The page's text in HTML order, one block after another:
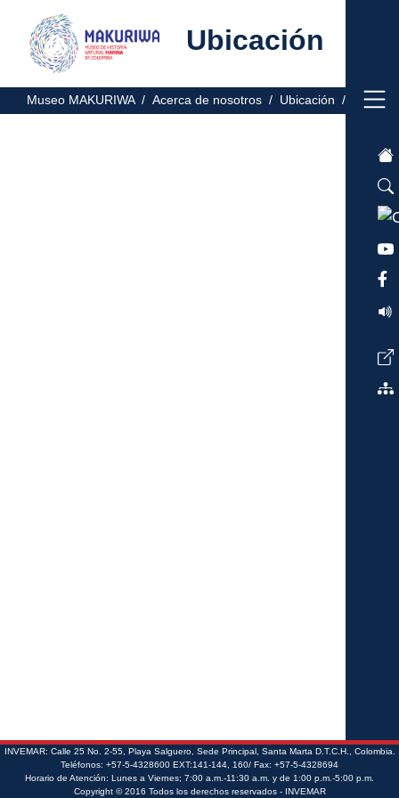
Ubicación
Museo MAKURIWA / Acerca de nosotros / Ubicación /
INVEMAR: Calle 25 No. 2-55, Playa Salguero, Sede Principal, Santa Marta D.T.C.H., Colombia.
Teléfonos: +57-5-4328600 EXT:141-144, 160/ Fax: +57-5-4328694
Horario de Atención: Lunes a Viernes; 7:00 a.m.-11:30 a.m. y de 1:00 p.m.-5:00 p.m.
Copyright © 2016 Todos los derechos reservados - INVEMAR